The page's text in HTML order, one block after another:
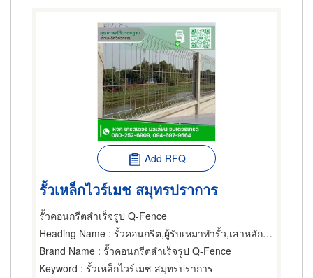
Add RFQ
รั้วเหล็กไวร์เมช สมุทรปราการ
รั้วคอนกรีตสำเร็จรูป Q-Fence
Heading Name : รั้วคอนกรีต,ผู้รับเหมาทำรั้ว,เสาหลักใช้ทำรั้ว
Brand Name : รั้วคอนกรีตสำเร็จรูป Q-Fence
Keyword : รั้วเหล็กไวร์เมช สมุทรปราการ